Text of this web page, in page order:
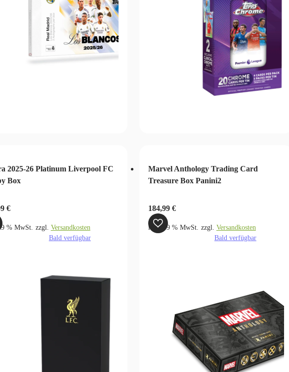
2025-26 Platinum Liverpool FC
Box
€
% MwSt. zzgl. Versandkosten
Bald verfügbar
Marvel Anthology Trading Card
Treasure Box Panini2
184,99 €
inkl. 19 % MwSt. zzgl. Versandkosten
Bald verfügbar